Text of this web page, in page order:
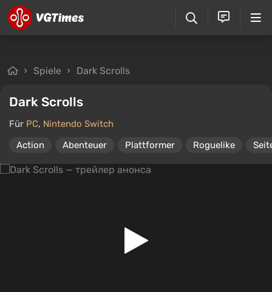
Spiele Dark Scrolls
Dark Scrolls
Für PC, Nintendo Switch
Action
Abenteuer Plattformer Roguelike